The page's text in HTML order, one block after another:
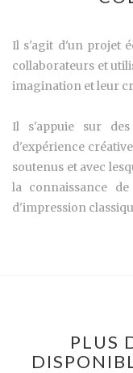
Il s'agit d'un projet
collaborateurs et
imagination et leur
Il s'appuie sur
d'expérience
soutenus et avec
la connaissance
d'impression
PLUS